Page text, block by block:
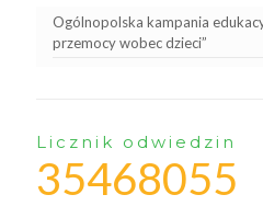
Ogólnopolska kampania
przemocy wobec dzieci”
Licznik odwiedzin
35468055